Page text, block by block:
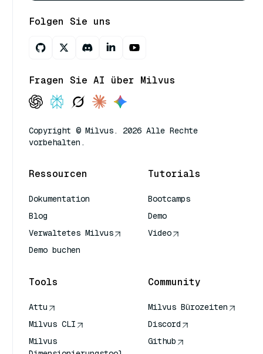
Folgen Sie uns
Fragen Sie AI über Milvus
Copyright © Milvus. 2026 Alle Rechte
vorbehalten.
Ressourcen
Dokumentation
Blog
Verwaltetes Milvus
Demo buchen
Tutorials
Bootcamps
Demo
Video
Tools
Attu
Milvus CLI
Milvus
Community
Milvus Bürozeiten
Discord
Github